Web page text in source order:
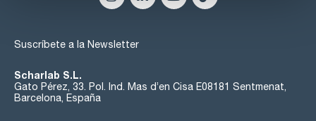
Suscríbete a la Newsletter
Scharlab S.L.
Gato Pérez, 33. Pol. Ind. Mas d’en Cisa E08181 Sentmenat,
Barcelona, España